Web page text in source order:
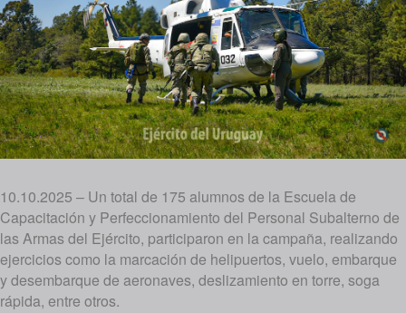
10.10.2025 – Un total de 175 alumnos de la Escuela de
Capacitación y Perfeccionamiento del Personal Subalterno de
las Armas del Ejército, participaron en la campaña, realizando
ejercicios como la marcación de helipuertos, vuelo, embarque
y desembarque de aeronaves, deslizamiento en torre, soga
rápida, entre otros.